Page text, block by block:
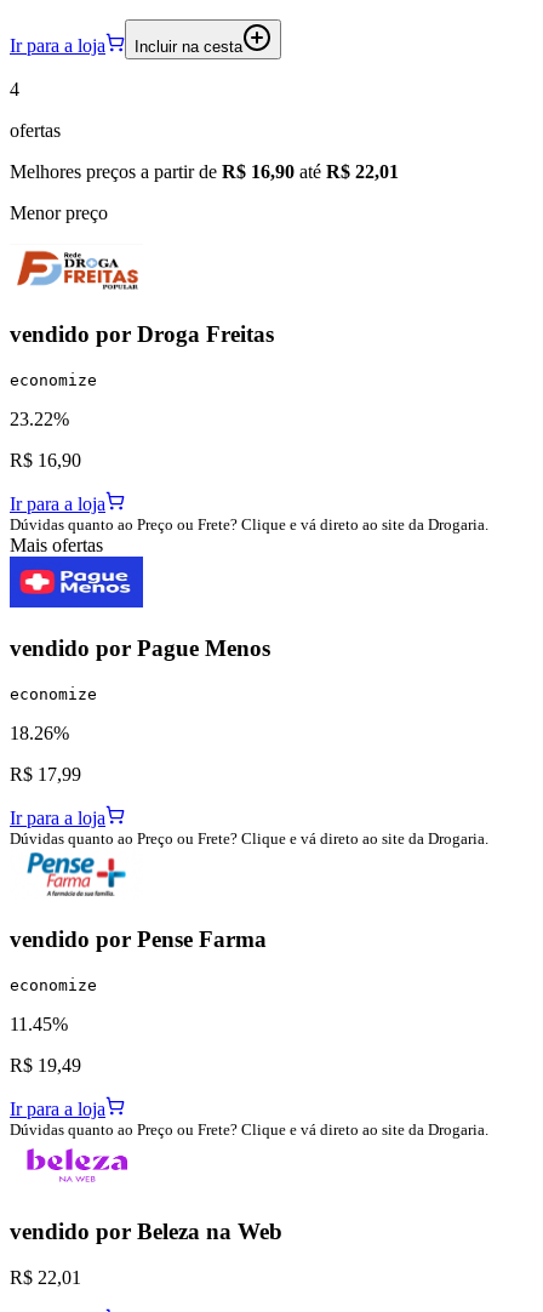
Ir para a loja Incluir na cesta
4
ofertas
Melhores preços a partir de R$ 16,90 até R$ 22,01
Menor preço
vendido por Droga Freitas
economize
23.22%
R$ 16,90
Ir para a loja
Dúvidas quanto ao Preço ou Frete? Clique e vá direto ao site da Drogaria.
Mais ofertas
vendido por Pague Menos
economize
18.26%
R$ 17,99
Ir para a loja
Dúvidas quanto ao Preço ou Frete? Clique e vá direto ao site da Drogaria.
vendido por Pense Farma
economize
11.45%
R$ 19,49
Ir para a loja
Dúvidas quanto ao Preço ou Frete? Clique e vá direto ao site da Drogaria.
vendido por Beleza na Web
R$ 22,01